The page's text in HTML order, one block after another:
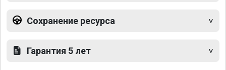
Сохранение ресурса
Гарантия 5 лет